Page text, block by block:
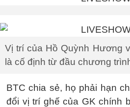
Vị trí của Hồ Quỳnh Hương
là cố định từ đầu chương
BTC chia sẻ, họ phải hạn
đổi vị trí ghế của GK chính